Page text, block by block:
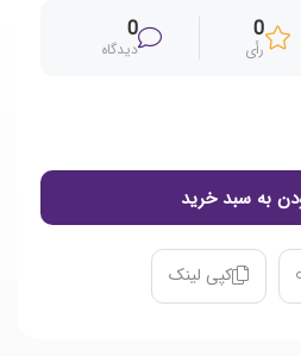
0
رأی
0
دیدگاه
به سبد خرید
کپی لینک